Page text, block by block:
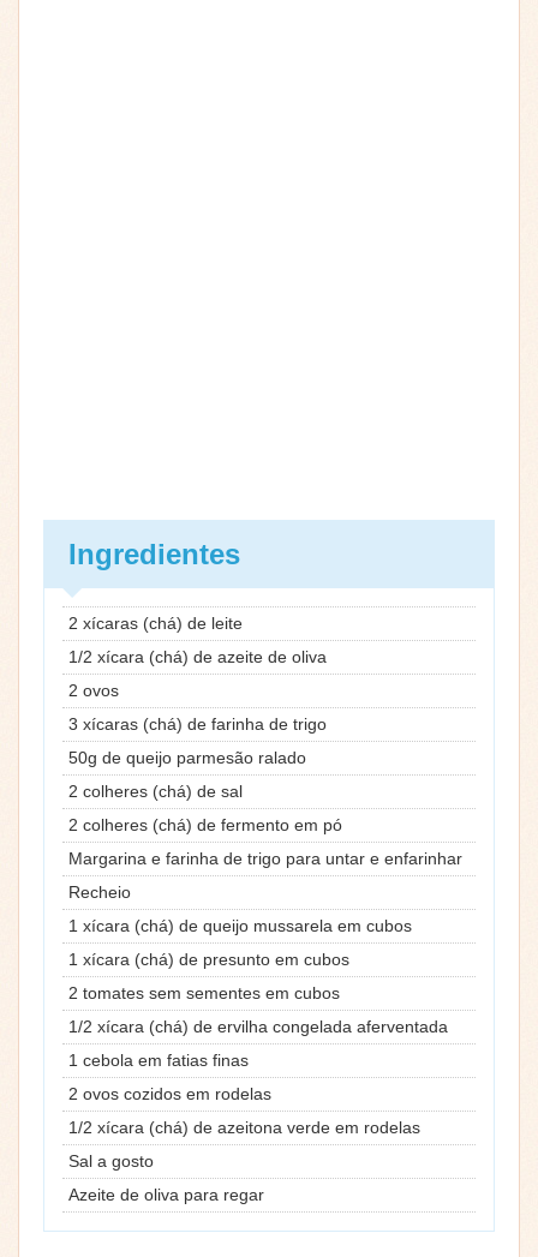
Ingredientes
2 xícaras (chá) de leite
1/2 xícara (chá) de azeite de oliva
2 ovos
3 xícaras (chá) de farinha de trigo
50g de queijo parmesão ralado
2 colheres (chá) de sal
2 colheres (chá) de fermento em pó
Margarina e farinha de trigo para untar e enfarinhar
Recheio
1 xícara (chá) de queijo mussarela em cubos
1 xícara (chá) de presunto em cubos
2 tomates sem sementes em cubos
1/2 xícara (chá) de ervilha congelada aferventada
1 cebola em fatias finas
2 ovos cozidos em rodelas
1/2 xícara (chá) de azeitona verde em rodelas
Sal a gosto
Azeite de oliva para regar